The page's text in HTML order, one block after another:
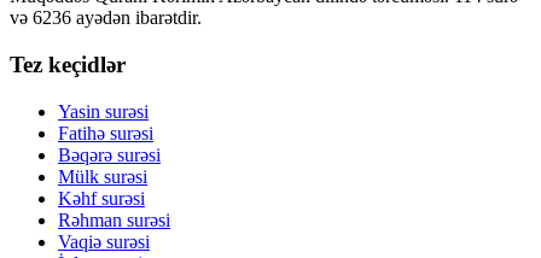
və 6236 ayədən ibarətdir.
Tez keçidlər
Yasin surəsi
Fatihə surəsi
Bəqərə surəsi
Mülk surəsi
Kəhf surəsi
Rəhman surəsi
Vaqiə surəsi